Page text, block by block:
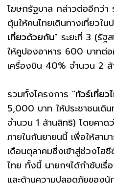
โฆษกรัฐบาล กล่าวต่ออีกว่า
ตุ้นให้คนไทยเดินทางเที่ยวใน
เที่ยวด้วยกัน" ระยะที่ 3 (รัฐ
ให้คูปองอาหาร 600 บาทต่
เครื่องบิน 40% จำนวน 2
รวมทั้งโครงการ "ทัวร์เที่ยว
5,000 บาท ให้ประชาชนเดิ
จำนวน 1 ล้านสิทธิ) โดยคาด
ภายในกันยายนนี้ เพื่อให้สาม
เดือนตุลาคมซึ่งเข้าสู่ช่วงไฮ
ไทย ทั้งนี้ นายกฯได้กำชับเรื่
และด้านความปลอดภัยของ